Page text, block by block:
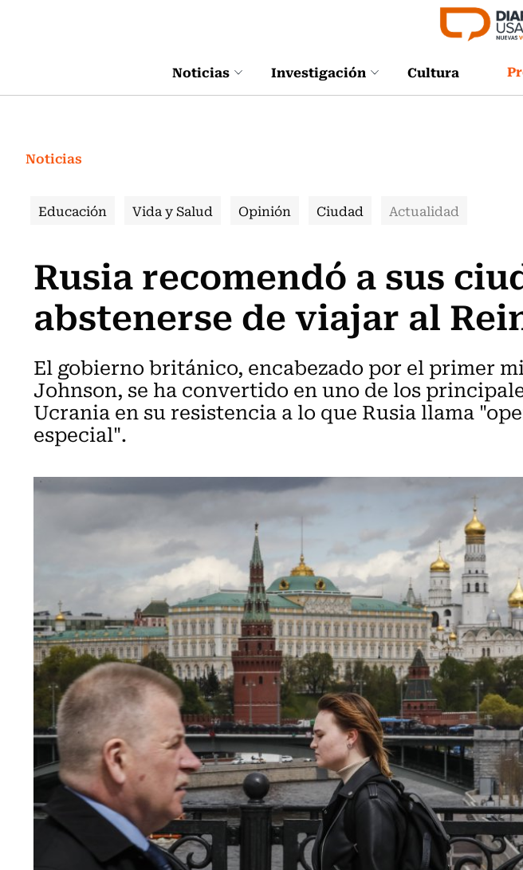
Noticias Investigación Cultura
Noticias
Educación Vida y Salud Opinión Ciudad Actualidad
Rusia recomendó a sus
abstenerse de viajar al
El gobierno británico, encabezado por el primer
Johnson, se ha convertido en uno de los
Ucrania en su resistencia a lo que Rusia llama
especial".